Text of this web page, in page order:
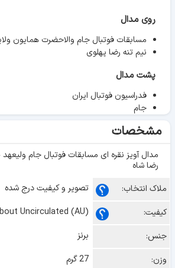
روی مدال
مسابقات فوتبال جام والاحضرت همایون
نیم تنه رضا پهلوی
پشت مدال
فدراسیون فوتبال ایران
جام
مشخصات
رضا شاه
ملاک انتخاب:
تصویر و کیفیت درج شده
کیفیت:
Uncirculated (AU)
جنس:
برنز
وزن:
27 گرم